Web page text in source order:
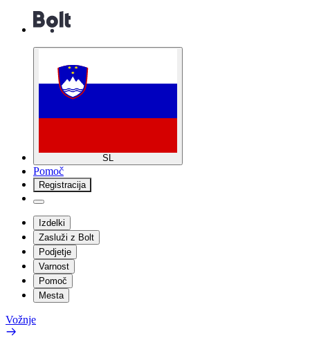
SL
Pomoč
Registracija
Izdelki
Zasluži z Bolt
Podjetje
Varnost
Pomoč
Mesta
Vožnje